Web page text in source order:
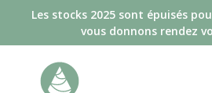
Panneau de gestion des cookies
Les stocks 2025 sont épuisés
vous donnons rendez